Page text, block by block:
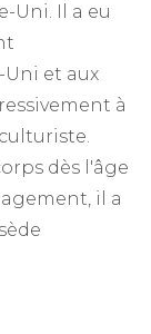
Uni. Il a eu
et aux
à
dès l'âge
il a